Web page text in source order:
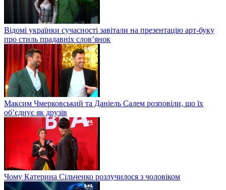
Відомі українки сучасності завітали на презентацію арт-буку
про стиль прадавніх слов’янок
Максим Чмерковський та Даніель Салем розповіли, що їх
об’єднує як друзів
Чому Катерина Сільченко розлучилося з чоловіком